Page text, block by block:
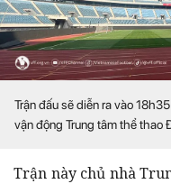
Trận đấu sẽ diễn ra vào
vận động Trung tâm thể thao
Trận này chủ nhà